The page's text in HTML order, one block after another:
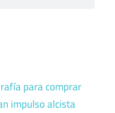
para comprar
impulso alcista